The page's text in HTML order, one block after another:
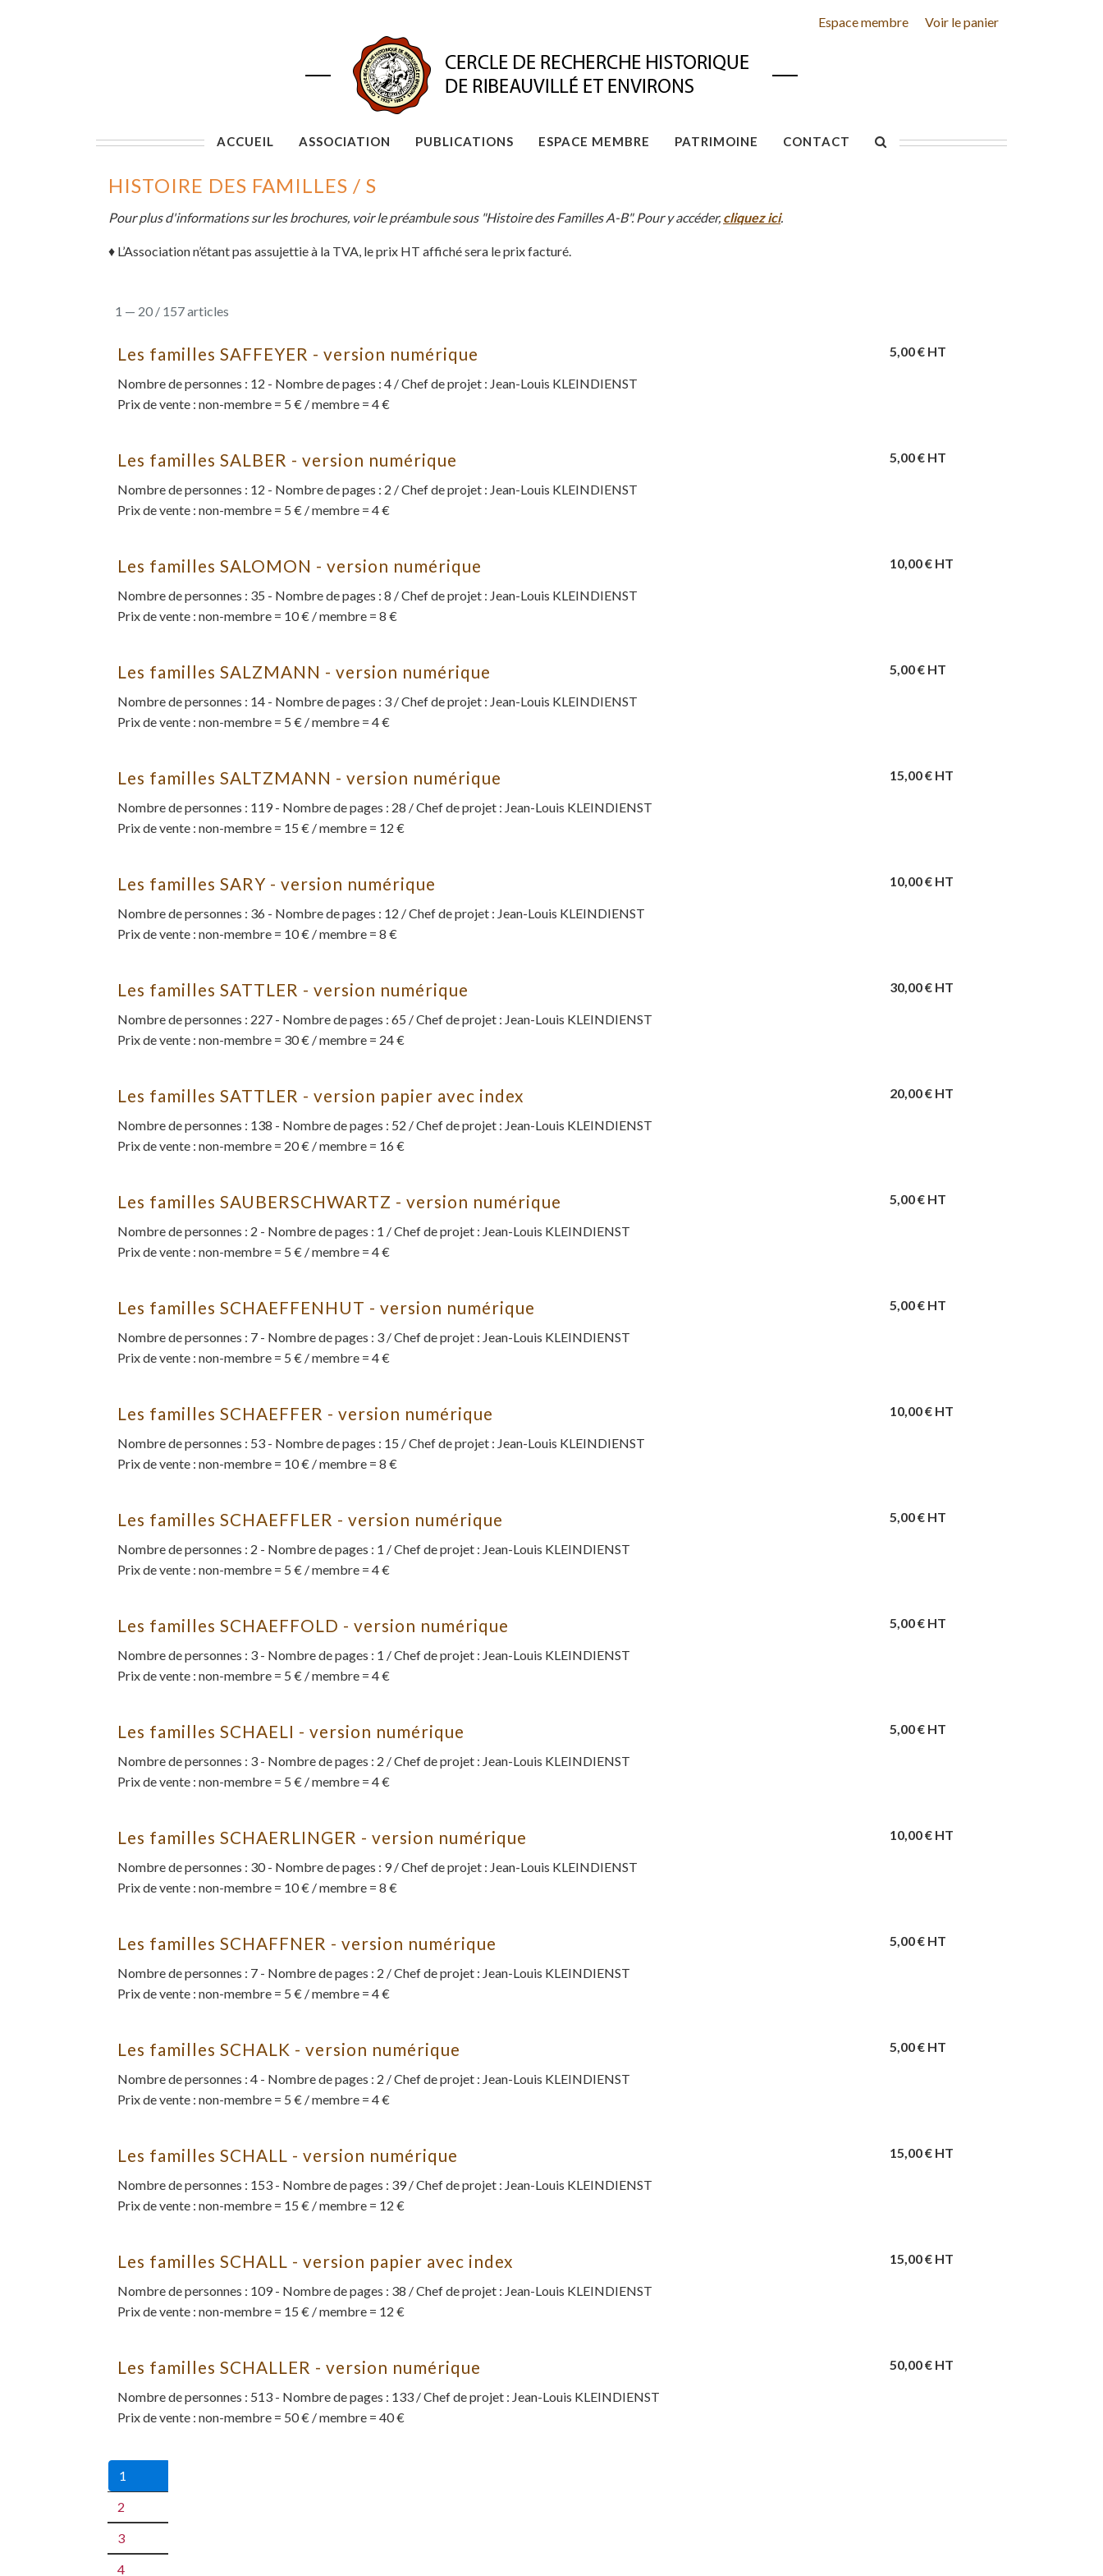
Espace membre Voir le panier
ACCUEIL ASSOCIATION PUBLICATIONS ESPACE MEMBRE PATRIMOINE CONTACT
HISTOIRE DES FAMILLES / S
Pour plus d'informations sur les brochures, voir le préambule sous "Histoire des Familles A-B". Pour y accéder, cliquez ici.
♦ L’Association n’étant pas assujettie à la TVA, le prix HT affiché sera le prix facturé.
1 — 20 / 157 articles
Les familles SAFFEYER - version numérique
Nombre de personnes : 12 - Nombre de pages : 4 / Chef de projet : Jean-Louis KLEINDIENST
Prix de vente : non-membre = 5 € / membre = 4 €
5,00€ HT
Les familles SALBER - version numérique
Nombre de personnes : 12 - Nombre de pages : 2 / Chef de projet : Jean-Louis KLEINDIENST
Prix de vente : non-membre = 5 € / membre = 4 €
5,00€ HT
Les familles SALOMON - version numérique
Nombre de personnes : 35 - Nombre de pages : 8 / Chef de projet : Jean-Louis KLEINDIENST
Prix de vente : non-membre = 10 € / membre = 8 €
10,00€ HT
Les familles SALZMANN - version numérique
Nombre de personnes : 14 - Nombre de pages : 3 / Chef de projet : Jean-Louis KLEINDIENST
Prix de vente : non-membre = 5 € / membre = 4 €
5,00€ HT
Les familles SALTZMANN - version numérique
Nombre de personnes : 119 - Nombre de pages : 28 / Chef de projet : Jean-Louis KLEINDIENST
Prix de vente : non-membre = 15 € / membre = 12 €
15,00€ HT
Les familles SARY - version numérique
Nombre de personnes : 36 - Nombre de pages : 12 / Chef de projet : Jean-Louis KLEINDIENST
Prix de vente : non-membre = 10 € / membre = 8 €
10,00€ HT
Les familles SATTLER - version numérique
Nombre de personnes : 227 - Nombre de pages : 65 / Chef de projet : Jean-Louis KLEINDIENST
Prix de vente : non-membre = 30 € / membre = 24 €
30,00€ HT
Les familles SATTLER - version papier avec index
Nombre de personnes : 138 - Nombre de pages : 52 / Chef de projet : Jean-Louis KLEINDIENST
Prix de vente : non-membre = 20 € / membre = 16 €
20,00€ HT
Les familles SAUBERSCHWARTZ - version numérique
Nombre de personnes : 2 - Nombre de pages : 1 / Chef de projet : Jean-Louis KLEINDIENST
Prix de vente : non-membre = 5 € / membre = 4 €
5,00€ HT
Les familles SCHAEFFENHUT - version numérique
Nombre de personnes : 7 - Nombre de pages : 3 / Chef de projet : Jean-Louis KLEINDIENST
Prix de vente : non-membre = 5 € / membre = 4 €
5,00€ HT
Les familles SCHAEFFER - version numérique
Nombre de personnes : 53 - Nombre de pages : 15 / Chef de projet : Jean-Louis KLEINDIENST
Prix de vente : non-membre = 10 € / membre = 8 €
10,00€ HT
Les familles SCHAEFFLER - version numérique
Nombre de personnes : 2 - Nombre de pages : 1 / Chef de projet : Jean-Louis KLEINDIENST
Prix de vente : non-membre = 5 € / membre = 4 €
5,00€ HT
Les familles SCHAEFFOLD - version numérique
Nombre de personnes : 3 - Nombre de pages : 1 / Chef de projet : Jean-Louis KLEINDIENST
Prix de vente : non-membre = 5 € / membre = 4 €
5,00€ HT
Les familles SCHAELI - version numérique
Nombre de personnes : 3 - Nombre de pages : 2 / Chef de projet : Jean-Louis KLEINDIENST
Prix de vente : non-membre = 5 € / membre = 4 €
5,00€ HT
Les familles SCHAERLINGER - version numérique
Nombre de personnes : 30 - Nombre de pages : 9 / Chef de projet : Jean-Louis KLEINDIENST
Prix de vente : non-membre = 10 € / membre = 8 €
10,00€ HT
Les familles SCHAFFNER - version numérique
Nombre de personnes : 7 - Nombre de pages : 2 / Chef de projet : Jean-Louis KLEINDIENST
Prix de vente : non-membre = 5 € / membre = 4 €
5,00€ HT
Les familles SCHALK - version numérique
Nombre de personnes : 4 - Nombre de pages : 2 / Chef de projet : Jean-Louis KLEINDIENST
Prix de vente : non-membre = 5 € / membre = 4 €
5,00€ HT
Les familles SCHALL - version numérique
Nombre de personnes : 153 - Nombre de pages : 39 / Chef de projet : Jean-Louis KLEINDIENST
Prix de vente : non-membre = 15 € / membre = 12 €
15,00€ HT
Les familles SCHALL - version papier avec index
Nombre de personnes : 109 - Nombre de pages : 38 / Chef de projet : Jean-Louis KLEINDIENST
Prix de vente : non-membre = 15 € / membre = 12 €
15,00€ HT
Les familles SCHALLER - version numérique
Nombre de personnes : 513 - Nombre de pages : 133 / Chef de projet : Jean-Louis KLEINDIENST
Prix de vente : non-membre = 50 € / membre = 40 €
50,00€ HT
1
2
3
4